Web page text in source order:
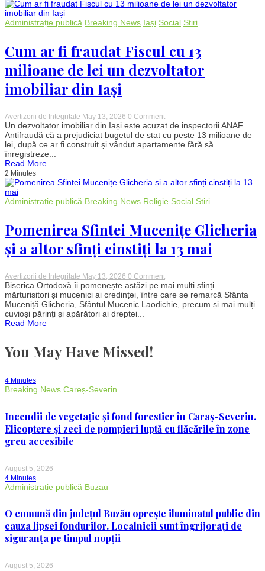
vii
un
Vrancea
Administrație publică Breaking News Iași Social Stiri
Cum ar fi fraudat Fiscul cu 13
milioane de lei un dezvoltator
imobiliar din Iași
Avertizorii de Integritate May 13, 2026 0 Commenton
Cum
ar
fraudat
milioane
lei
un
imobiliar
din
Iași
Un dezvoltator imobiliar din Iași este acuzat de inspectorii ANAF
Antifraudă că a prejudiciat bugetul de stat cu peste 13 milioane de
lei, după ce ar fi construit și vândut apartamente fără să
înregistreze...
Read More
2 Minutes
Administrație publică Breaking News Religie Social Stiri
Pomenirea Sfintei Mucenițe Glicheria
și a altor sfinți cinstiți la 13 mai
Avertizorii de Integritate May 13, 2026 0 Commenton
Pomenirea
Sfintei
Mucenițe
Glicheria
Biserica Ortodoxă îi pomenește astăzi pe mai mulți sfinți
mărturisitori și mucenici ai credinței, între care se remarcă Sfânta
Muceniță Glicheria, Sfântul Mucenic Laodichie, precum și mai mulți
cuvioși părinți și apărători ai dreptei...
Read More
You May Have Missed!
4 Minutes
Breaking News Careș-Severin
Incendii de vegetație și fond forestier în Caraș-Severin.
Elicoptere și zeci de pompieri luptă cu flăcările în zone
greu accesibile
August 5, 2026
4 Minutes
Administrație publică Buzau
O comună din județul Buzău oprește iluminatul public din
cauza lipsei fondurilor. Localnicii sunt îngrijorați de
siguranța pe timpul nopții
August 5, 2026